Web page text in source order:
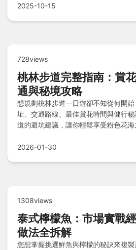
米糕、海鮮等多元選擇，還有Q&A解答
2025-10-15
728views
桃林步道完整指南：賞
通與秘境攻略
想規劃桃林步道一日遊卻不知從何開
址、交通路線、最佳賞花時間與健行
道的避坑建議，讓你輕鬆享受粉色花海
2026-01-30
1308views
泰式檸檬魚：市場實戰
做法全拆解
您想掌握挑選鮮魚與檸檬的秘訣來複